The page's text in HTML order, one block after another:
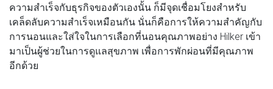
ความสำเร็จกับธุรกิจของตัวเองนั้น ก็มีจุดเชื่อมโยงสำหรับ
เคล็ดลับความสำเร็จเหมือนกัน นั่นก็คือการให้ความสำคัญกับ
การนอนและใส่ใจในการเลือกที่นอนคุณภาพอย่าง Hilker เข้า
มาเป็นผู้ช่วยในการดูแลสุขภาพ เพื่อการพักผ่อนที่มีคุณภาพ
อีกด้วย